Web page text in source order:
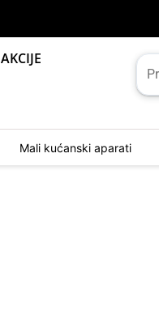
AKCIJE
Mali kućanski aparati